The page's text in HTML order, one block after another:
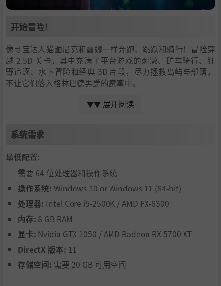
开始冒险！
像寻宝达人猫鼬尼克和露娜一样奔跑、跳跃和骑行！冒险穿
越 2.5D 关卡，其中充满了平台游戏的刺激、矿车骑行、狂
野追逐、水下冒险和经典 3D 片段，尽力拯救岛屿与部落，
不让它们落入格林巴德男爵的魔掌中。
穿越奇幻世界！
探索七个令人惊叹的世界，其中充满了可爱的角色、强大的
Boss 和等你发现的宝藏。勇敢地探索干涸之海的深处、雪国
的严寒气候和魔法树林的神秘，并时刻留意秘密收藏品和新
▼▼ 展开阅读
系统需求
最低配置:
需要 64 位处理器和操作系统
操作系统: Windows 10 or Windows 11 (64-bit)
处理器: Intel Core i5-2500K / AMD FX-6300
内存: 8 GB RAM
显卡: Nvidia GTX 1050 / AMD Radeon RX 5700 XT
DirectX 版本: 11
存储空间: 需要 20 GB 可用空间